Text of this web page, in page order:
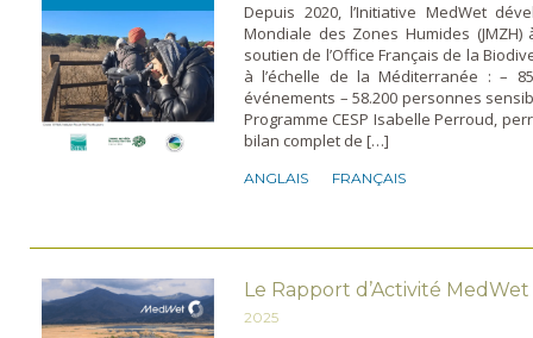
Depuis 2020, l’Initiative MedWet
Mondiale des Zones Humides
soutien de l’Office Français de la
à l’échelle de la Méditerranée : –
événements – 58.200 personnes
Programme CESP Isabelle Perroud,
bilan complet de […]
ANGLAIS FRANÇAIS
Le Rapport d’Activité
2025